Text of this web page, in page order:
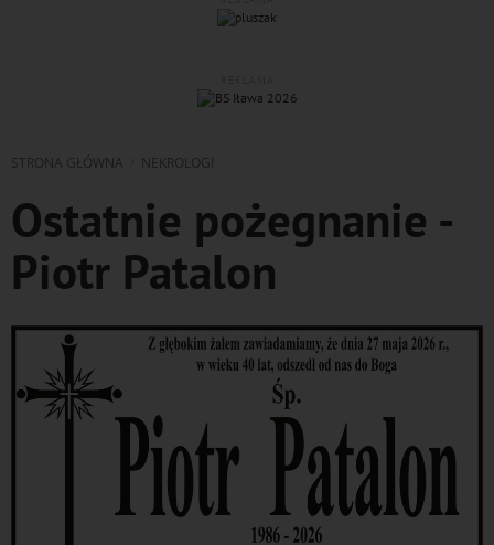
STRONA GŁÓWNA NEKROLOGI
Ostatnie pożegnanie -
Piotr Patalon